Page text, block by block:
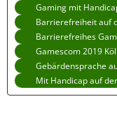
Gaming mit
Barrierefreiheit auf
Barrierefreihes
Gamescom 2019
Gebärdensprache
Mit Handicap auf